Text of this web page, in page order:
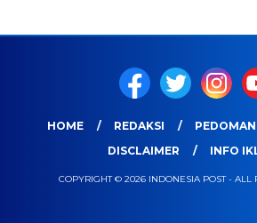
HOME REDAKSI
DISCLAIMER
INFO
COPYRIGHT © 2026 INDONESIA POST - ALL